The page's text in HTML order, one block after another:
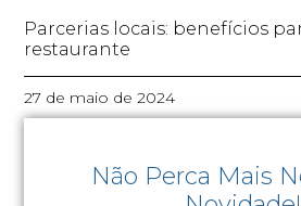
Parcerias locais: benefícios
restaurante
27 de maio de 2024
Não Perca Mais